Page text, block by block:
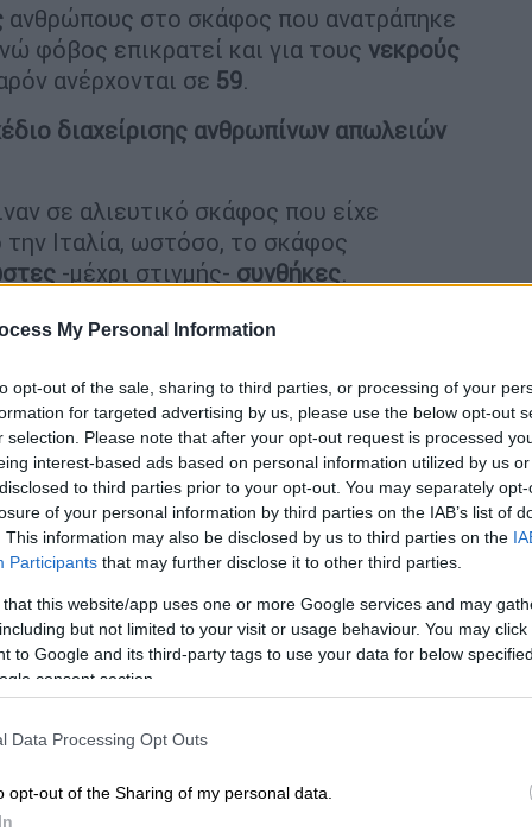
My Personal Information
opt-out of the sale, sharing to third parties, or processing of your
for targeted advertising by us, please use the below opt-out
selection. Please note that after your opt-out request is processed
interest-based ads based on personal information utilized by us
to third parties prior to your opt-out. You may separately
of your personal information by third parties on the IAB’s list of
This information may also be disclosed by us to third parties on the
Participants that may further disclose it to other third parties.
that this website/app uses one or more Google services and may
but not limited to your visit or usage behaviour. You may
to Google and its third-party tags to use your data for below
consent section.
Data Processing Opt Outs
opt-out of the Sharing of my personal data.
ανθρώπους στο σκάφος που ανατράπηκε
φόβος επικρατεί και για τους νεκρούς
ανέρχονται σε 59.
διαχείρισης ανθρωπίνων απωλειών
σε αλιευτικό σκάφος που είχε
την Ιταλία, ωστόσο, το σκάφος
-μέχρι στιγμής- συνθήκες.
πάνω στο σκάφος, ωστόσο, οι
για περίπου 500 άτομα. Την ίδια ώρα,
για το OPEN, οιπρώτοι 100
μεγάλη επιχείρησηγια την υποδοχή
και να λάβουν όποια βοήθεια
όλα τα νοσοκομεία της Πελοποννήσου,
τραυματίες.